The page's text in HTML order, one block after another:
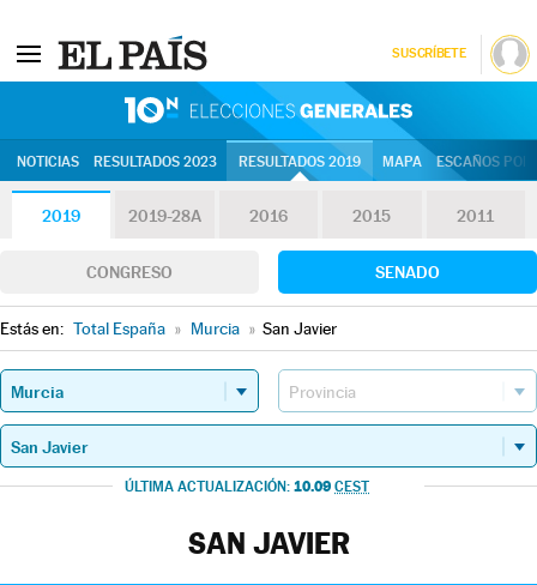
SUSCRÍBETE
NOTICIAS RESULTADOS 2023 RESULTADOS 2019 MAPA ESCAÑOS
2019 2019-28A 2016 2015 2011
CONGRESO SENADO
Estás en: Total España » Murcia » San Javier
ÚLTIMA ACTUALIZACIÓN: 10.09 CEST
SAN JAVIER